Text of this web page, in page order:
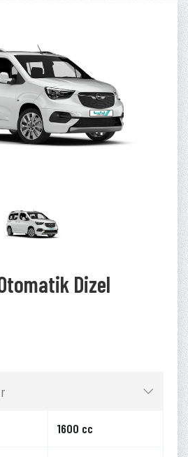
Dizel
1600 cc